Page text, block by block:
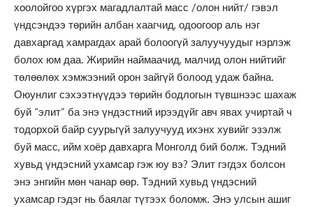
хоолойгоо хүргэх магадлалтай масс /олон нийт/ гэвэл
үндсэндээ төрийн албан хаагчид, одоогоор аль нэг
давхаргад хамрагдах арай болоогүй залуучуудыг нэрлэж
болох юм даа. Жирийн наймаачид, малчид олон нийтийг
төлөөлөх хэмжээний орон зайгүй болоод удаж байна.
Оюунлиг сэхээтнүүдээ төрийн бодлогын түвшнээс шахаж
буй “элит” ба энэ үндэстний ирээдүйг авч явах учиртай ч
тодорхой байр суурьгүй залуучууд ихэнх хувийг эзэлж
буй масс, ийм хоёр давхарга Монголд бий болж. Тэдний
хувьд үндэсний ухамсар гэж юу вэ? Элит гэгдэх болсон
энэ энгийн мөн чанар өөр. Тэдний хувьд үндэсний
ухамсар гэдэг нь баялаг түтээх боломж. Энэ улсын ашиг